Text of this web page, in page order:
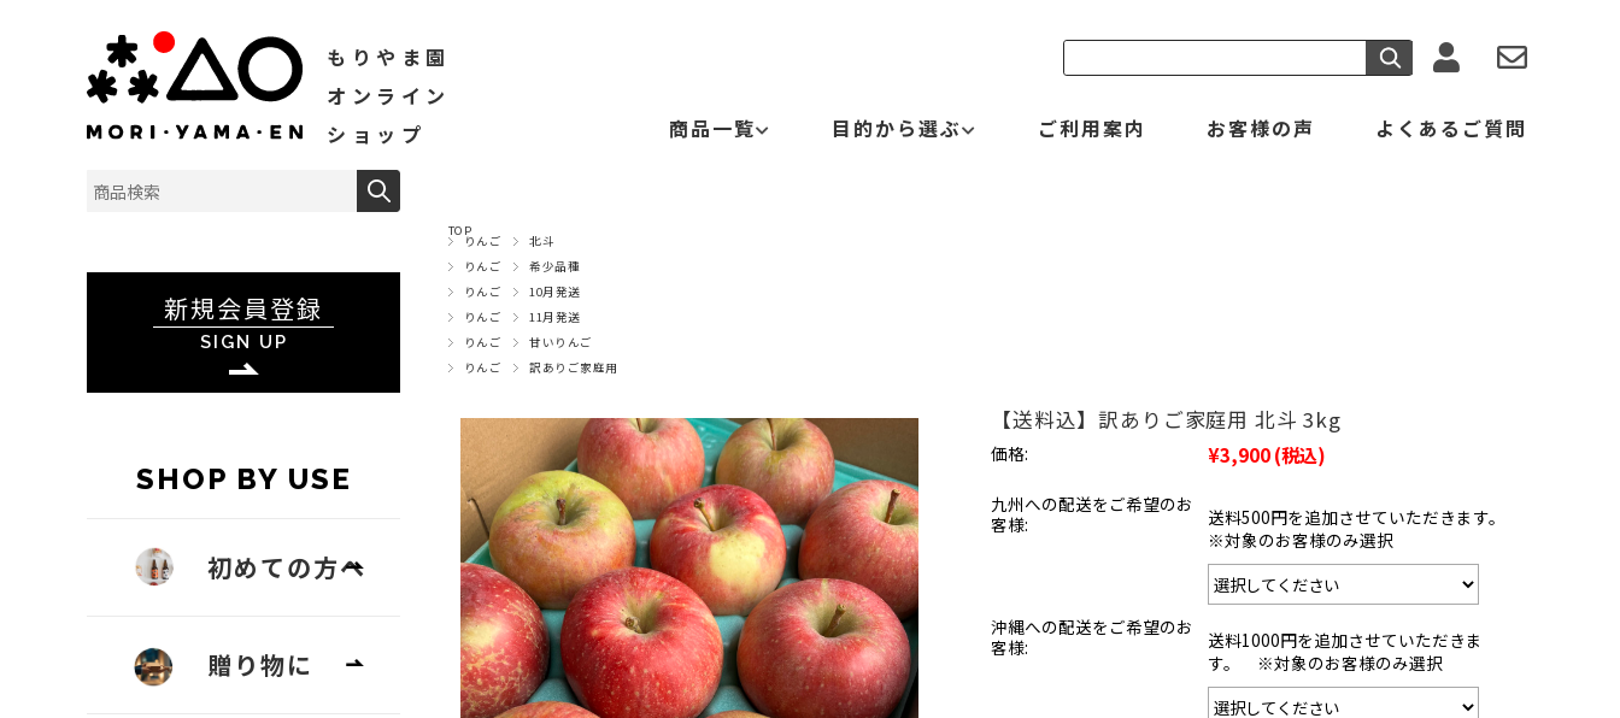
もりやま園
オンライン
ショップ
商品一覧 目的から選ぶ ご利用案内 お客様の声 よくあるご質問
TOP
りんご
北斗
りんご
希少品種
りんご
10月発送
りんご
11月発送
りんご
甘いりんご
りんご
訳ありご家庭用
【送料込】訳ありご家庭用 北斗 3kg
価格: ¥3,900(税込)
九州への配送をご希望のお
客様:
送料500円を追加させていただきます。
※対象のお客様のみ選択
沖縄への配送をご希望のお
客様:
送料1000円を追加させていただきま
す。 ※対象のお客様のみ選択
新規会員登録
SIGN UP
SHOP BY USE
初めての方へ
贈り物に